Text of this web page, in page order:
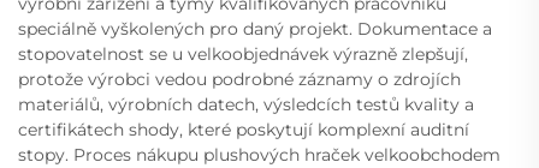
speciálně vyškolených pro daný projekt. Dokumentace a
stopovatelnost se u velkoobjednávek výrazně zlepšují,
protože výrobci vedou podrobné záznamy o zdrojích
materiálů, výrobních datech, výsledcích testů kvality a
certifikátech shody, které poskytují komplexní auditní
stopy. Proces nákupu plushových hraček velkoobchodem